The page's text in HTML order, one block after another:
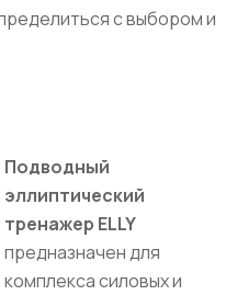
с выбором и
Подводный
эллиптический
тренажер ELLY
предназначен для
комплекса силовых и